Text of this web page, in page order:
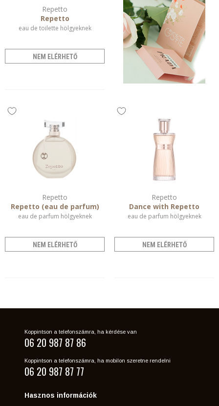
Repetto
Repetto
eau de toilette hölgyeknek
NEM ELÉRHETŐ
Repetto
Repetto (eau de parfum)
eau de parfum hölgyeknek
NEM ELÉRHETŐ
Repetto
Dance with Repetto
eau de parfum hölgyeknek
NEM ELÉRHETŐ
Koppintson a telefonszámra, ha kérdése van
06 20 987 87 86
Koppintson a telefonszámra, ha mobilon szeretne rendelni
06 20 987 87 77
Hasznos információk